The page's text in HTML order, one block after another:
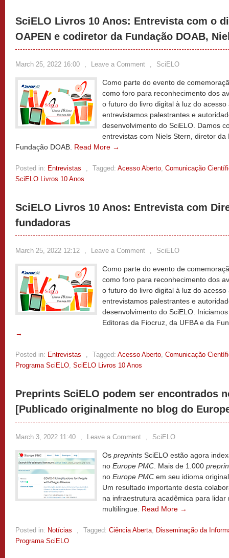
SciELO Livros 10 Anos: Entrevista com o
OAPEN e codiretor da Fundação DOAB,
March 25, 2022 16:00 , Leave a Comment , SciELO
Como parte do evento de
como foro para reconhecimento dos
o futuro do livro digital à luz do
entrevistamos palestrantes e
desenvolvimento do SciELO. Damos
entrevistas com Niels Stern, diretor
Fundação DOAB. Read More →
Posted in: Entrevistas , Tagged: Acesso Aberto, Comunicação
SciELO Livros 10 Anos
SciELO Livros 10 Anos: Entrevista com
fundadoras
March 25, 2022 12:12 , Leave a Comment , SciELO
Como parte do evento de
como foro para reconhecimento dos
o futuro do livro digital à luz do
entrevistamos palestrantes e
desenvolvimento do SciELO.
Editoras da Fiocruz, da UFBA e da
→
Posted in: Entrevistas , Tagged: Acesso Aberto, Comunicação
Programa SciELO, SciELO Livros 10 Anos
Preprints SciELO podem ser encontrados
[Publicado originalmente no blog do
March 3, 2022 11:40 , Leave a Comment , SciELO
Os preprints SciELO estão agora
no Europe PMC . Mais de 1.000
no Europe PMC em seu idioma
Um resultado importante desta
na infraestrutura acadêmica para
multilíngue. Read More →
Posted in: Notícias , Tagged: Ciência Aberta, Disseminação da
Programa SciELO